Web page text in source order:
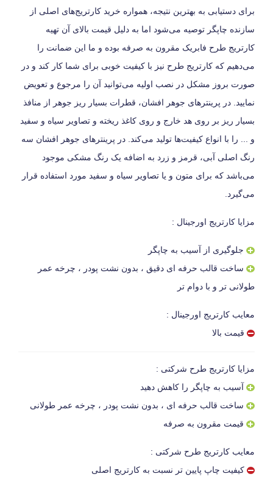
برای دستیابی به بهترین نتیجه، همواره خرید کارتریج‌های اصلی از
سازنده چاپگر توصیه می‌شود اما به دلیل قیمت بالای آن تهیه
کارتریج طرح فابریک مقرون به صرفه بوده و ما این ضمانت را
می‌دهیم که کارتریج طرح نیز با کیفیت خوبی برای شما کار کند و در
صورت بروز مشکل در نصب اولیه می‌توانید آن را مرجوع و تعویض
نمایید. در پرینترهای جوهر افشان، قطرات بسیار ریز جوهر از منافذ
بسیار ریز بر روی هد خارج و روی کاغذ ریخته و تصاویر سیاه و سفید
و ... را با انواع کیفیت‌ها تولید می‌کند. در پرینترهای جوهر افشان سه
رنگ اصلی آبی، قرمز و زرد به اضافه یک رنگ مشکی موجود
می‌باشد که برای متون و یا تصاویر سیاه و سفید مورد استفاده قرار
می‌گیرد.
مزایا کارتریج اورجینال :
جلوگیری از آسیب به چاپگر
ساخت قالب حرفه ای دقیق ، بدون نشت پودر ، چرخه عمر
طولانی تر و با دوام تر
معایب کارتریج اورجینال :
قیمت بالا
مزایا کارتریج طرح شرکتی :
آسیب به چاپگر را کاهش دهید
ساخت قالب حرفه ای ، بدون نشت پودر ، چرخه عمر طولانی
قیمت مقرون به صرفه
معایب کارتریج طرح شرکتی :
کیفیت چاپ پایین تر نسبت به کارتریج اصلی